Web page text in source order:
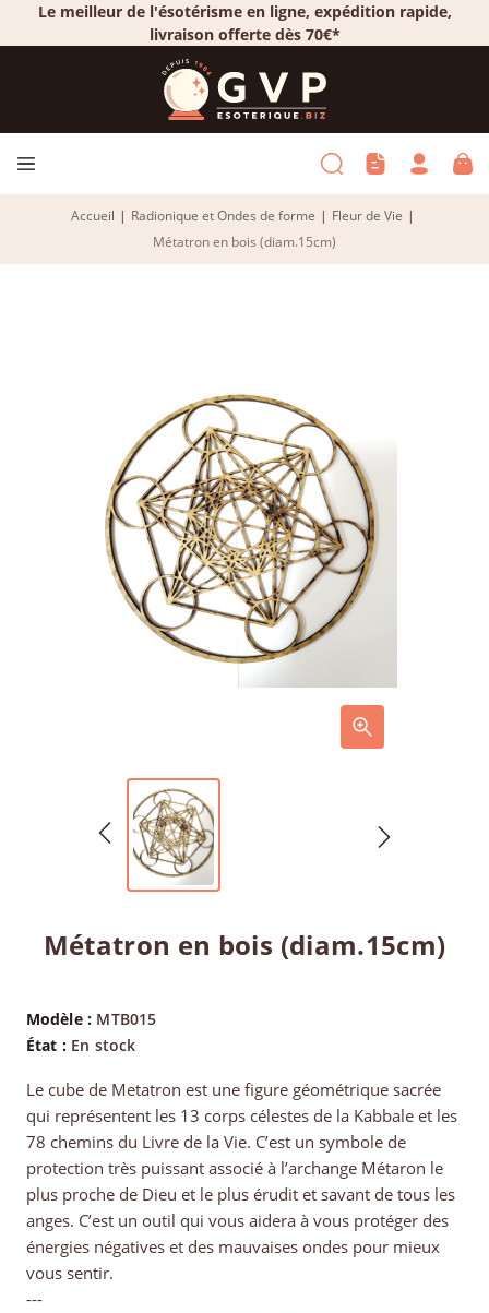
Le meilleur de l'ésotérisme en ligne, expédition rapide,
livraison offerte dès 70€*
Accueil | Radionique et Ondes de forme | Fleur de Vie |
Métatron en bois (diam.15cm)
Métatron en bois (diam.15cm)
Modèle : MTB015
État : En stock
Le cube de Metatron est une figure géométrique sacrée
qui représentent les 13 corps célestes de la Kabbale et les
78 chemins du Livre de la Vie. C’est un symbole de
protection très puissant associé à l’archange Métaron le
plus proche de Dieu et le plus érudit et savant de tous les
anges. C’est un outil qui vous aidera à vous protéger des
énergies négatives et des mauvaises ondes pour mieux
vous sentir.
---